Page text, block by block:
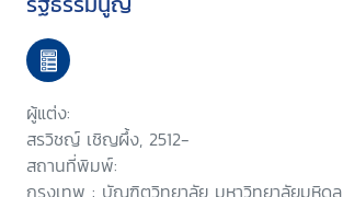
ผู้แต่ง:
สรวิชญ์ เชิญผึ้ง, 2512-
สถานที่พิมพ์: